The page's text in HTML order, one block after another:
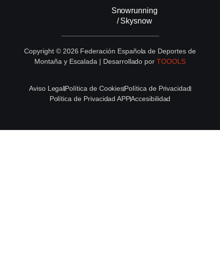
Snowrunning
/ Skysnow
Copyright © 2026 Federación Española de Deportes de
Montaña y Escalada | Desarrollado porTOOOLS
Aviso LegalPolítica de CookiesPolítica de Privacidad
Política de Privacidad APPAccesibilidad